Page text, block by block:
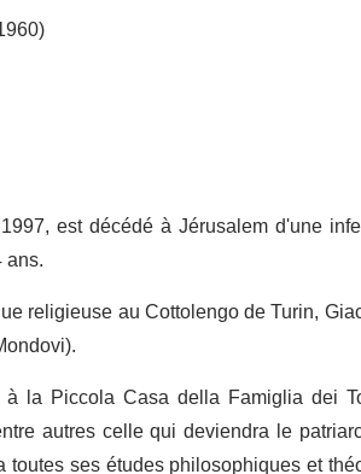
est décédé à Jérusalem d'une
religieuse au Cottolengo de Turin,
la Piccola Casa della Famiglia dei
autres celle qui deviendra le
ses études philosophiques et